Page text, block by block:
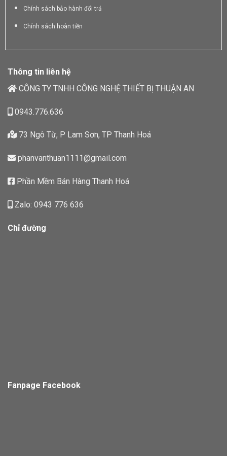
Chính sách bảo hành đổi trả
Chính sách hoàn tiền
Thông tin liên hệ
CÔNG TY TNHH CÔNG NGHỆ THIẾT BỊ THUẬN AN
0943.776.636
73 Ngô Từ, P Lam Sơn, TP Thanh Hoá
phanvanthuan1111@gmail.com
Phần Mềm Bán Hàng Thanh Hoá
Zalo: 0943 776 636
Chỉ đường
Fanpage Facebook